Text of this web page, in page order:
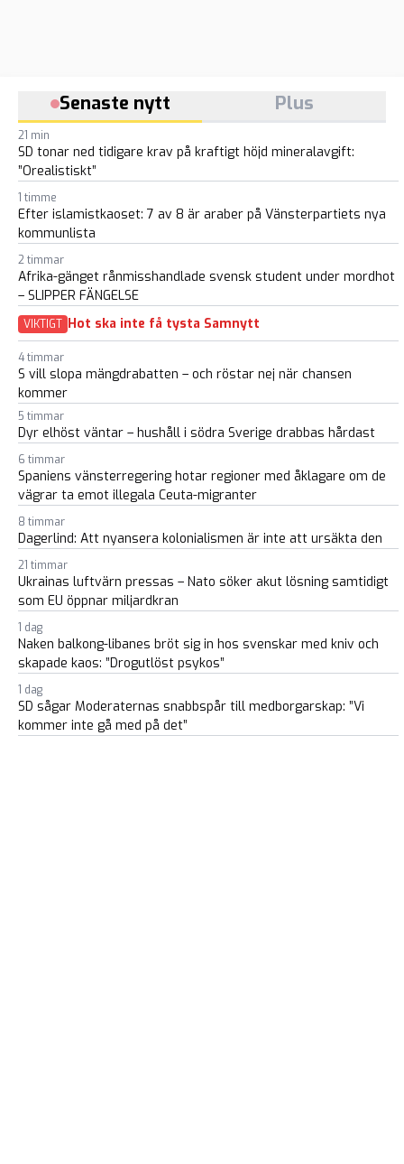
Senaste nytt Plus
21 min
SD tonar ned tidigare krav på kraftigt höjd mineralavgift:
”Orealistiskt”
1 timme
Efter islamistkaoset: 7 av 8 är araber på Vänsterpartiets nya
kommunlista
2 timmar
Afrika-gänget rånmisshandlade svensk student under mordhot
– SLIPPER FÄNGELSE
VIKTIGT Hot ska inte få tysta Samnytt
4 timmar
S vill slopa mängdrabatten – och röstar nej när chansen
kommer
5 timmar
Dyr elhöst väntar – hushåll i södra Sverige drabbas hårdast
6 timmar
Spaniens vänsterregering hotar regioner med åklagare om de
vägrar ta emot illegala Ceuta-migranter
8 timmar
Dagerlind: Att nyansera kolonialismen är inte att ursäkta den
21 timmar
Ukrainas luftvärn pressas – Nato söker akut lösning samtidigt
som EU öppnar miljardkran
1 dag
Naken balkong-libanes bröt sig in hos svenskar med kniv och
skapade kaos: ”Drogutlöst psykos”
1 dag
SD sågar Moderaternas snabbspår till medborgarskap: ”Vi
kommer inte gå med på det”